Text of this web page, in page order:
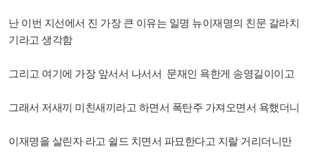
난 이번 지선에서 진 가장 큰 이유는 일명 뉴이재명의 친문 갈라치
기라고 생각함
그리고 여기에 가장 앞서서 나서서 문재인 욕한게 송영길이이고
그래서 저새끼 미친새끼라고 하면서 폭탄주 가져오면서 욕했더니
이재명을 살린자 라고 쉴드 치면서 파묘한다고 지랄 거리더니만